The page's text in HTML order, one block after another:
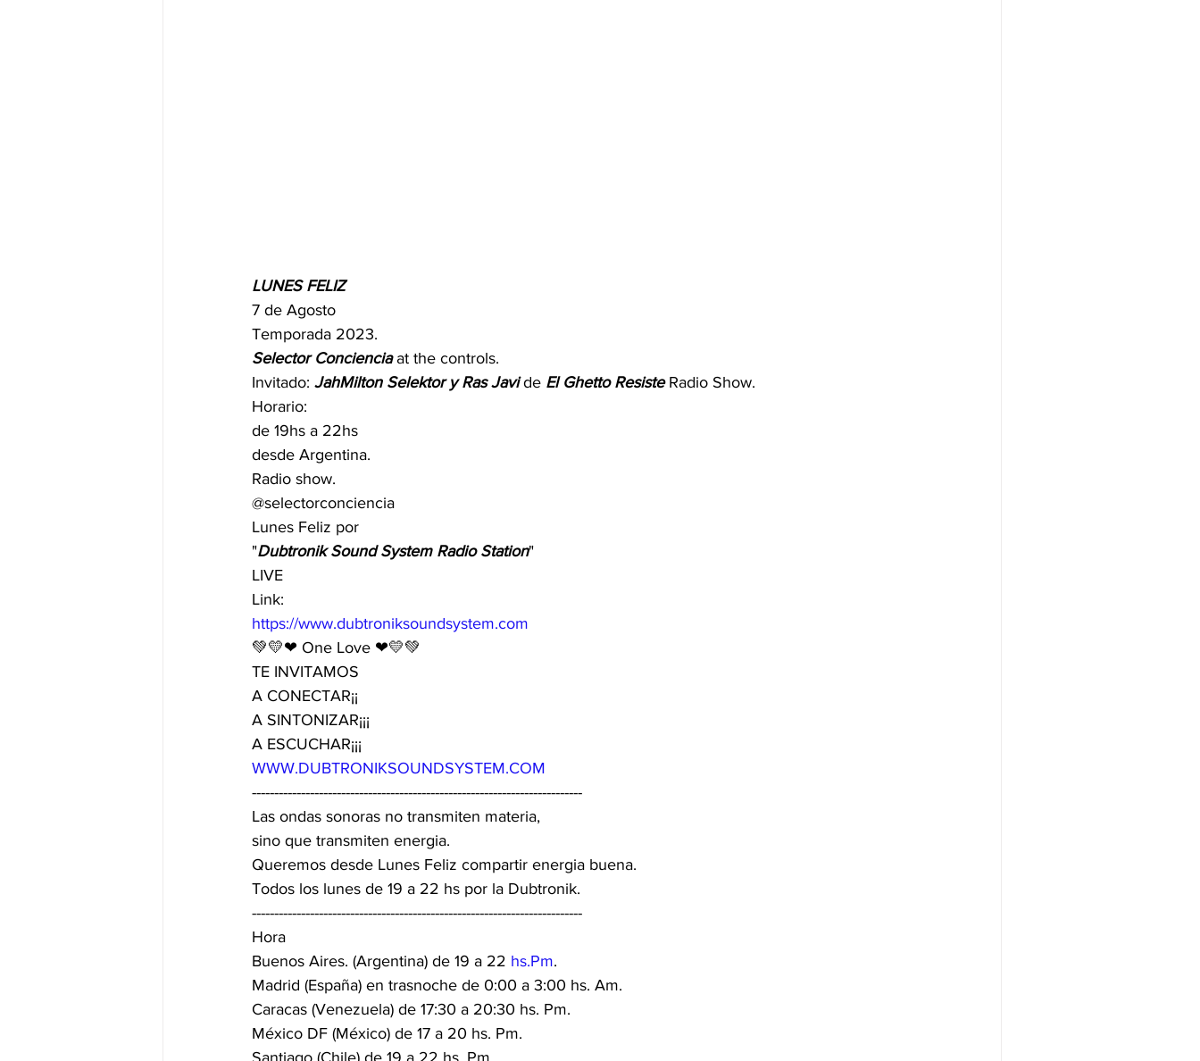
LUNES FELIZ
7 de Agosto
Temporada 2023.
Selector Conciencia at the controls.
Invitado: JahMilton Selektor y Ras Javi de El Ghetto Resiste Radio Show.
Horario:
de 19hs a 22hs
desde Argentina.
Radio show.
@selectorconciencia
Lunes Feliz por
"Dubtronik Sound System Radio Station"
LIVE
Link:
https://www.dubtroniksoundsystem.com
💚💛❤ One Love ❤💛💚
TE INVITAMOS
A CONECTAR¡¡
A SINTONIZAR¡¡¡
A ESCUCHAR¡¡¡
WWW.DUBTRONIKSOUNDSYSTEM.COM
--------------------------------------------------------------------------
Las ondas sonoras no transmiten materia,
sino que transmiten energia.
Queremos desde Lunes Feliz compartir energia buena.
Todos los lunes de 19 a 22 hs por la Dubtronik.
--------------------------------------------------------------------------
Hora
Buenos Aires. (Argentina) de 19 a 22 hs.Pm.
Madrid (España) en trasnoche de 0:00 a 3:00 hs. Am.
Caracas (Venezuela) de 17:30 a 20:30 hs. Pm.
México DF (México) de 17 a 20 hs. Pm.